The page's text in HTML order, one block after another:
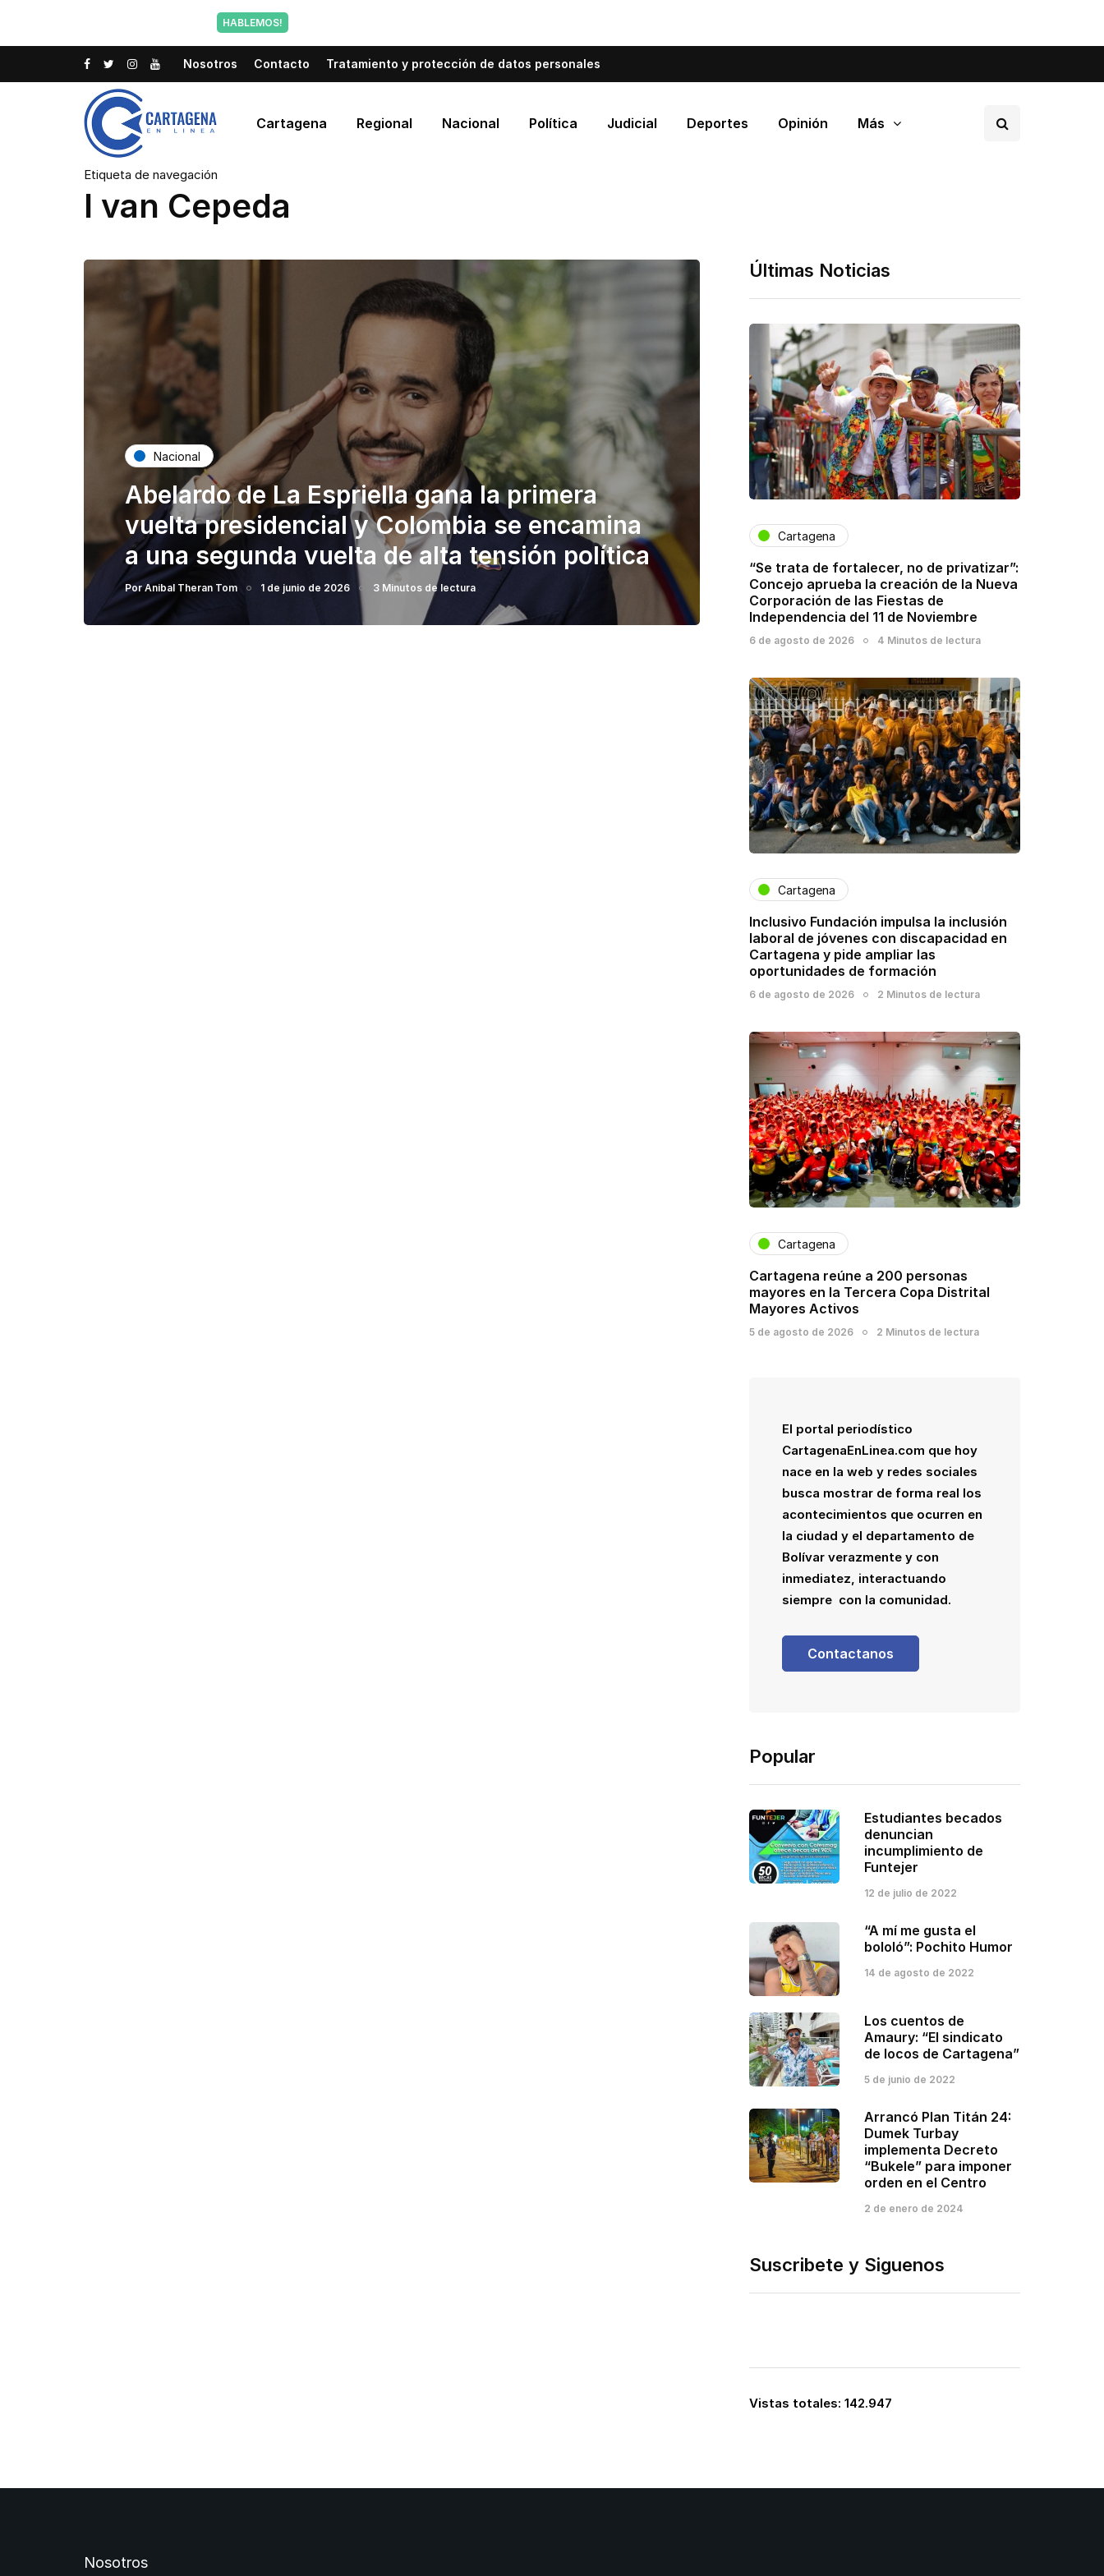
HABLEMOS!
Nosotros Contacto Tratamiento y protección de datos personales
Cartagena Regional Nacional Política Judicial Deportes Opinión Más
Etiqueta de navegación
I van Cepeda
Nacional
Abelardo de La Espriella gana la primera
vuelta presidencial y Colombia se encamina
a una segunda vuelta de alta tensión política
PorAnibal Theran Tom 1 de junio de 2026 3 Minutos de lectura
Últimas Noticias
Cartagena
“Se trata de fortalecer, no de privatizar”:
Concejo aprueba la creación de la Nueva
Corporación de las Fiestas de
Independencia del 11 de Noviembre
6 de agosto de 2026 4 Minutos de lectura
Cartagena
Inclusivo Fundación impulsa la inclusión
laboral de jóvenes con discapacidad en
Cartagena y pide ampliar las
oportunidades de formación
6 de agosto de 2026 2 Minutos de lectura
Cartagena
Cartagena reúne a 200 personas
mayores en la Tercera Copa Distrital
Mayores Activos
5 de agosto de 2026 2 Minutos de lectura
El portal periodístico
CartagenaEnLinea.com que hoy
nace en la web y redes sociales
busca mostrar de forma real los
acontecimientos que ocurren en
la ciudad y el departamento de
Bolívar verazmente y con
inmediatez, interactuando
siempre con la comunidad.
Contactanos
Popular
Estudiantes becados
denuncian
incumplimiento de
Funtejer
12 de julio de 2022
“A mí me gusta el
bololó”: Pochito Humor
14 de agosto de 2022
Los cuentos de
Amaury: “El sindicato
de locos de Cartagena”
5 de junio de 2022
Arrancó Plan Titán 24:
Dumek Turbay
implementa Decreto
“Bukele” para imponer
orden en el Centro
2 de enero de 2024
Suscribete y Siguenos
Vistas totales: 142.947
Nosotros